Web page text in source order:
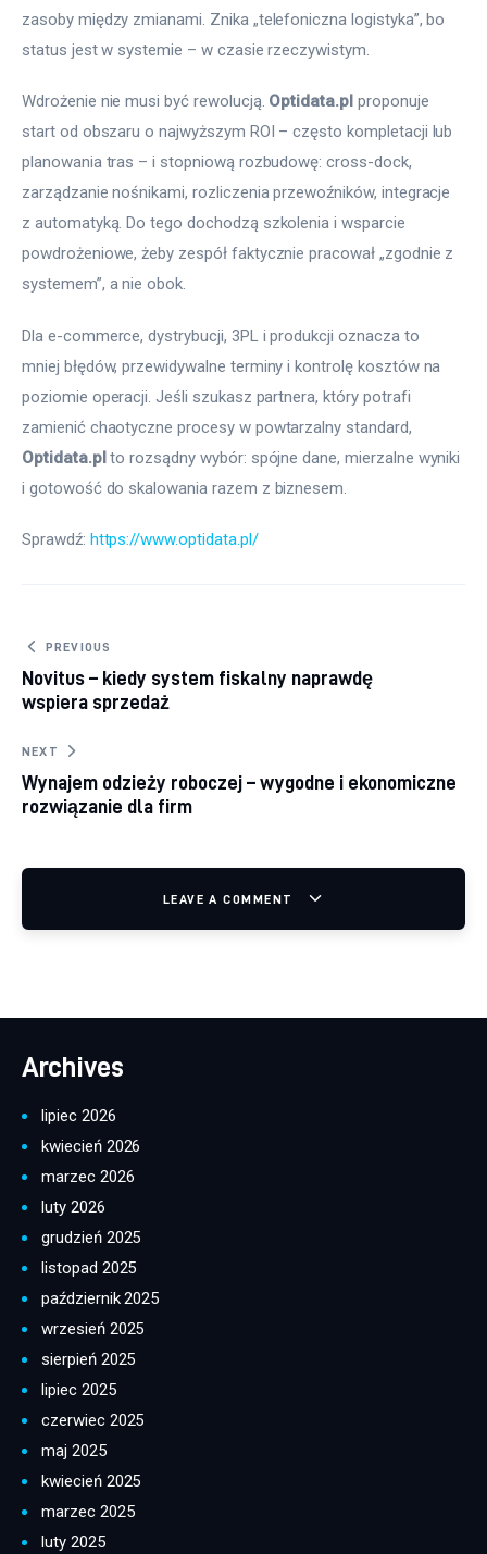
zasoby między zmianami. Znika „telefoniczna logistyka”, bo
status jest w systemie – w czasie rzeczywistym.
Wdrożenie nie musi być rewolucją. Optidata.pl proponuje
start od obszaru o najwyższym ROI – często kompletacji lub
planowania tras – i stopniową rozbudowę: cross-dock,
zarządzanie nośnikami, rozliczenia przewoźników, integracje
z automatyką. Do tego dochodzą szkolenia i wsparcie
powdrożeniowe, żeby zespół faktycznie pracował „zgodnie z
systemem”, a nie obok.
Dla e-commerce, dystrybucji, 3PL i produkcji oznacza to
mniej błędów, przewidywalne terminy i kontrolę kosztów na
poziomie operacji. Jeśli szukasz partnera, który potrafi
zamienić chaotyczne procesy w powtarzalny standard,
Optidata.pl to rozsądny wybór: spójne dane, mierzalne wyniki
i gotowość do skalowania razem z biznesem.
Sprawdź: https://www.optidata.pl/
Nawigacja wpisu
PREVIOUS
Novitus – kiedy system fiskalny naprawdę
wspiera sprzedaż
NEXT
Wynajem odzieży roboczej – wygodne i ekonomiczne
rozwiązanie dla firm
LEAVE A COMMENT
Archives
lipiec 2026
kwiecień 2026
marzec 2026
luty 2026
grudzień 2025
listopad 2025
październik 2025
wrzesień 2025
sierpień 2025
lipiec 2025
czerwiec 2025
maj 2025
kwiecień 2025
marzec 2025
luty 2025